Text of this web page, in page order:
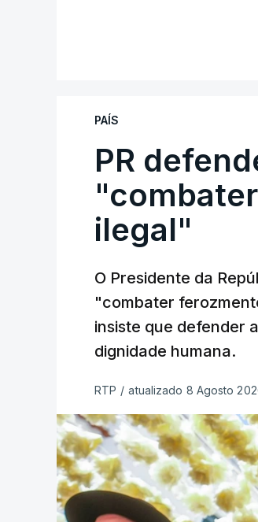
PAÍS
PR
ilegal"
O Presidente da
"combater
insiste que defender
dignidade humana.
RTP / atualizado 8 Agosto